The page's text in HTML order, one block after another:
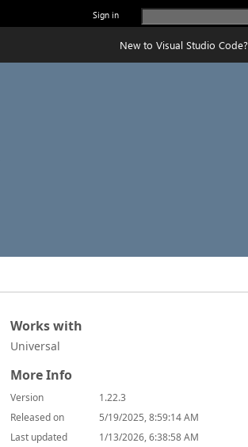
Sign in
New to Visual Studio Code?
Works with
Universal
More Info
Version
1.22.3
Released on
5/19/2025, 8:59:14 AM
Last updated
1/13/2026, 6:38:58 AM